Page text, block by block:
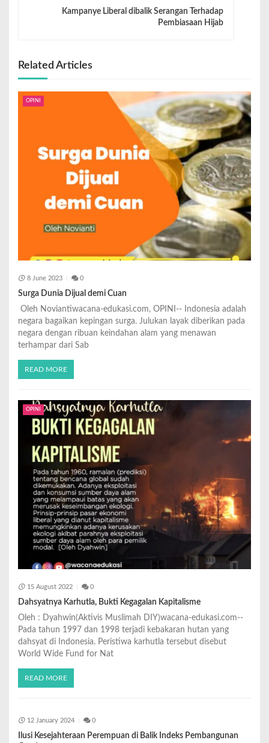
Kampanye Liberal dibalik Serangan Terhadap
Pembiasaan Hijab
Related Articles
OPINI
8 June 2023 0
Surga Dunia Dijual demi Cuan
Oleh Noviantiwacana-edukasi.com, OPINI-- Indonesia adalah
negara bagaikan kepingan surga. Julukan layak diberikan pada
negara dengan ribuan keindahan alam yang menawan
terhampar dari Sab
READ MORE
OPINI
15 August 2022 0
Dahsyatnya Karhutla, Bukti Kegagalan Kapitalisme
Oleh : Dyahwin(Aktivis Muslimah DIY)wacana-edukasi.com--
Pada tahun 1997 dan 1998 terjadi kebakaran hutan yang
dahsyat di Indonesia. Peristiwa karhutla tersebut disebut
World Wide Fund for Nat
READ MORE
12 January 2024 0
Ilusi Kesejahteraan Perempuan di Balik Indeks Pembangunan